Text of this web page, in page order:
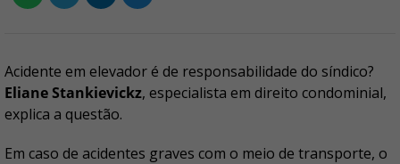
Acidente em elevador é de responsabilidade do síndico?
Eliane Stankievickz, especialista em direito condominial,
explica a questão.
Em caso de acidentes graves com o meio de transporte, o